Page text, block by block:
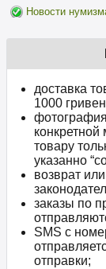
Новости
доставка
1000
конкретной
товару
указанно
возврат
заказы по
SMS с
отправки;